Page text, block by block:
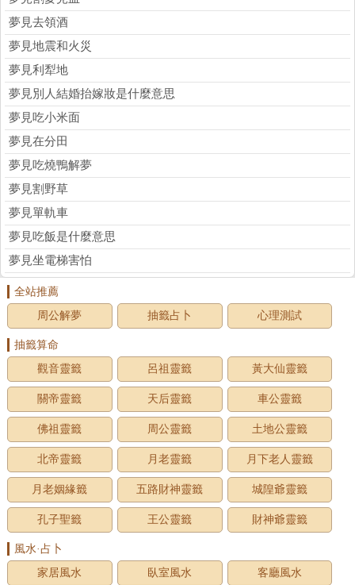
夢見去領酒
夢見地震和火災
夢見利犁地
夢見別人結婚抬嫁妝是什麼意思
夢見吃小米面
夢見在分田
夢見吃燒鴨解夢
夢見割野草
夢見單軌車
夢見吃飯是什麼意思
夢見坐電梯害怕
全站推薦
周公解夢
抽籤占卜 心理測試
抽籤算命
觀音靈籤
呂祖靈籤 黃大仙靈籤
關帝靈籤 天后靈籤 車公靈籤
佛祖靈籤 周公靈籤 土地公靈籤
北帝靈籤 月老靈籤 月下老人靈籤
月老姻緣籤 五路財神靈籤 城隍爺靈籤
孔子聖籤 王公靈籤 財神爺靈籤
風水·占卜
家居風水
臥室風水 客廳風水